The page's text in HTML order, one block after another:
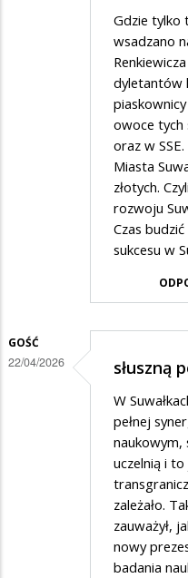
Gdzie tylko
wsadzano
dyletantów
owoce tych
oraz w
Miasta
złotych.
rozwoju
Czas
sukcesu w
GOŚĆ
22/04/2026 słuszną
W
pełnej
naukowym,
uczelnią i
zależało.
zauważył,
nowy
badania